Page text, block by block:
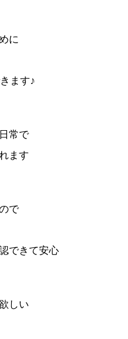
に
ます♪
常で
ます
で
できて安心
しい